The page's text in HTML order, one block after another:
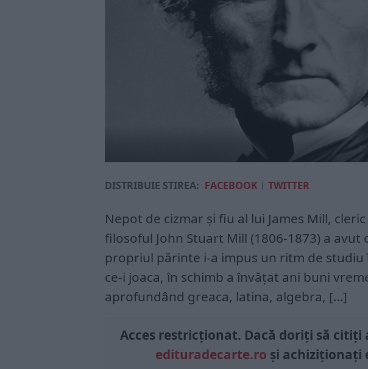
DISTRIBUIE ȘTIREA: FACEBOOK | TWITTER
Nepot de cizmar și fiu al lui James Mill,
filosoful John Stuart Mill (1806-1873) a
propriul părinte i-a impus un ritm de
ce-i joaca, în schimb a învățat ani buni
aprofundând greaca, latina, algebra, […]
Acces restricționat. Dacă doriți să citiți
edituradecarte.ro și achiziționați